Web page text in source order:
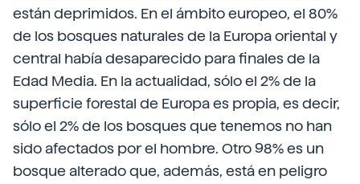
están deprimidos. En el ámbito europeo, el 80%
de los bosques naturales de la Europa oriental y
central había desaparecido para finales de la
Edad Media. En la actualidad, sólo el 2% de la
superficie forestal de Europa es propia, es decir,
sólo el 2% de los bosques que tenemos no han
sido afectados por el hombre. Otro 98% es un
bosque alterado que, además, está en peligro